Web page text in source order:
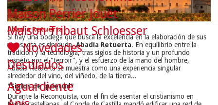
Abadía Retuerta
Si hay una bodega que busca la excelencia en la elaboración de sus
vinos, esa es sin duda,Abadía Retuerta. En equilibrio entre la
tradición y la tecnología, tras siglos de historia y un profundo
respeto por el "terroir", y el esfuerzo de la mano del hombre,
Abadía Retuerta se muestra como una experiencia singular
alrededor del vino, del viñedo, de la tierra...
"Siglos de quietud"
Durante la Reconquista, con el fin de asentar el cristianismo en
Maison Perrier Jouët
Maison Tribaut Schloesser
Novedades
Destilados
Aguardiente